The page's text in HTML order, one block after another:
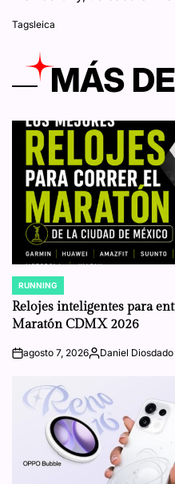
Tagsleica
MÁS
POSTED
IN
RUNNING
Relojes inteligentes para
Maratón CDMX 2026
onagosto 7, 2026Posted
Daniel Diosdado